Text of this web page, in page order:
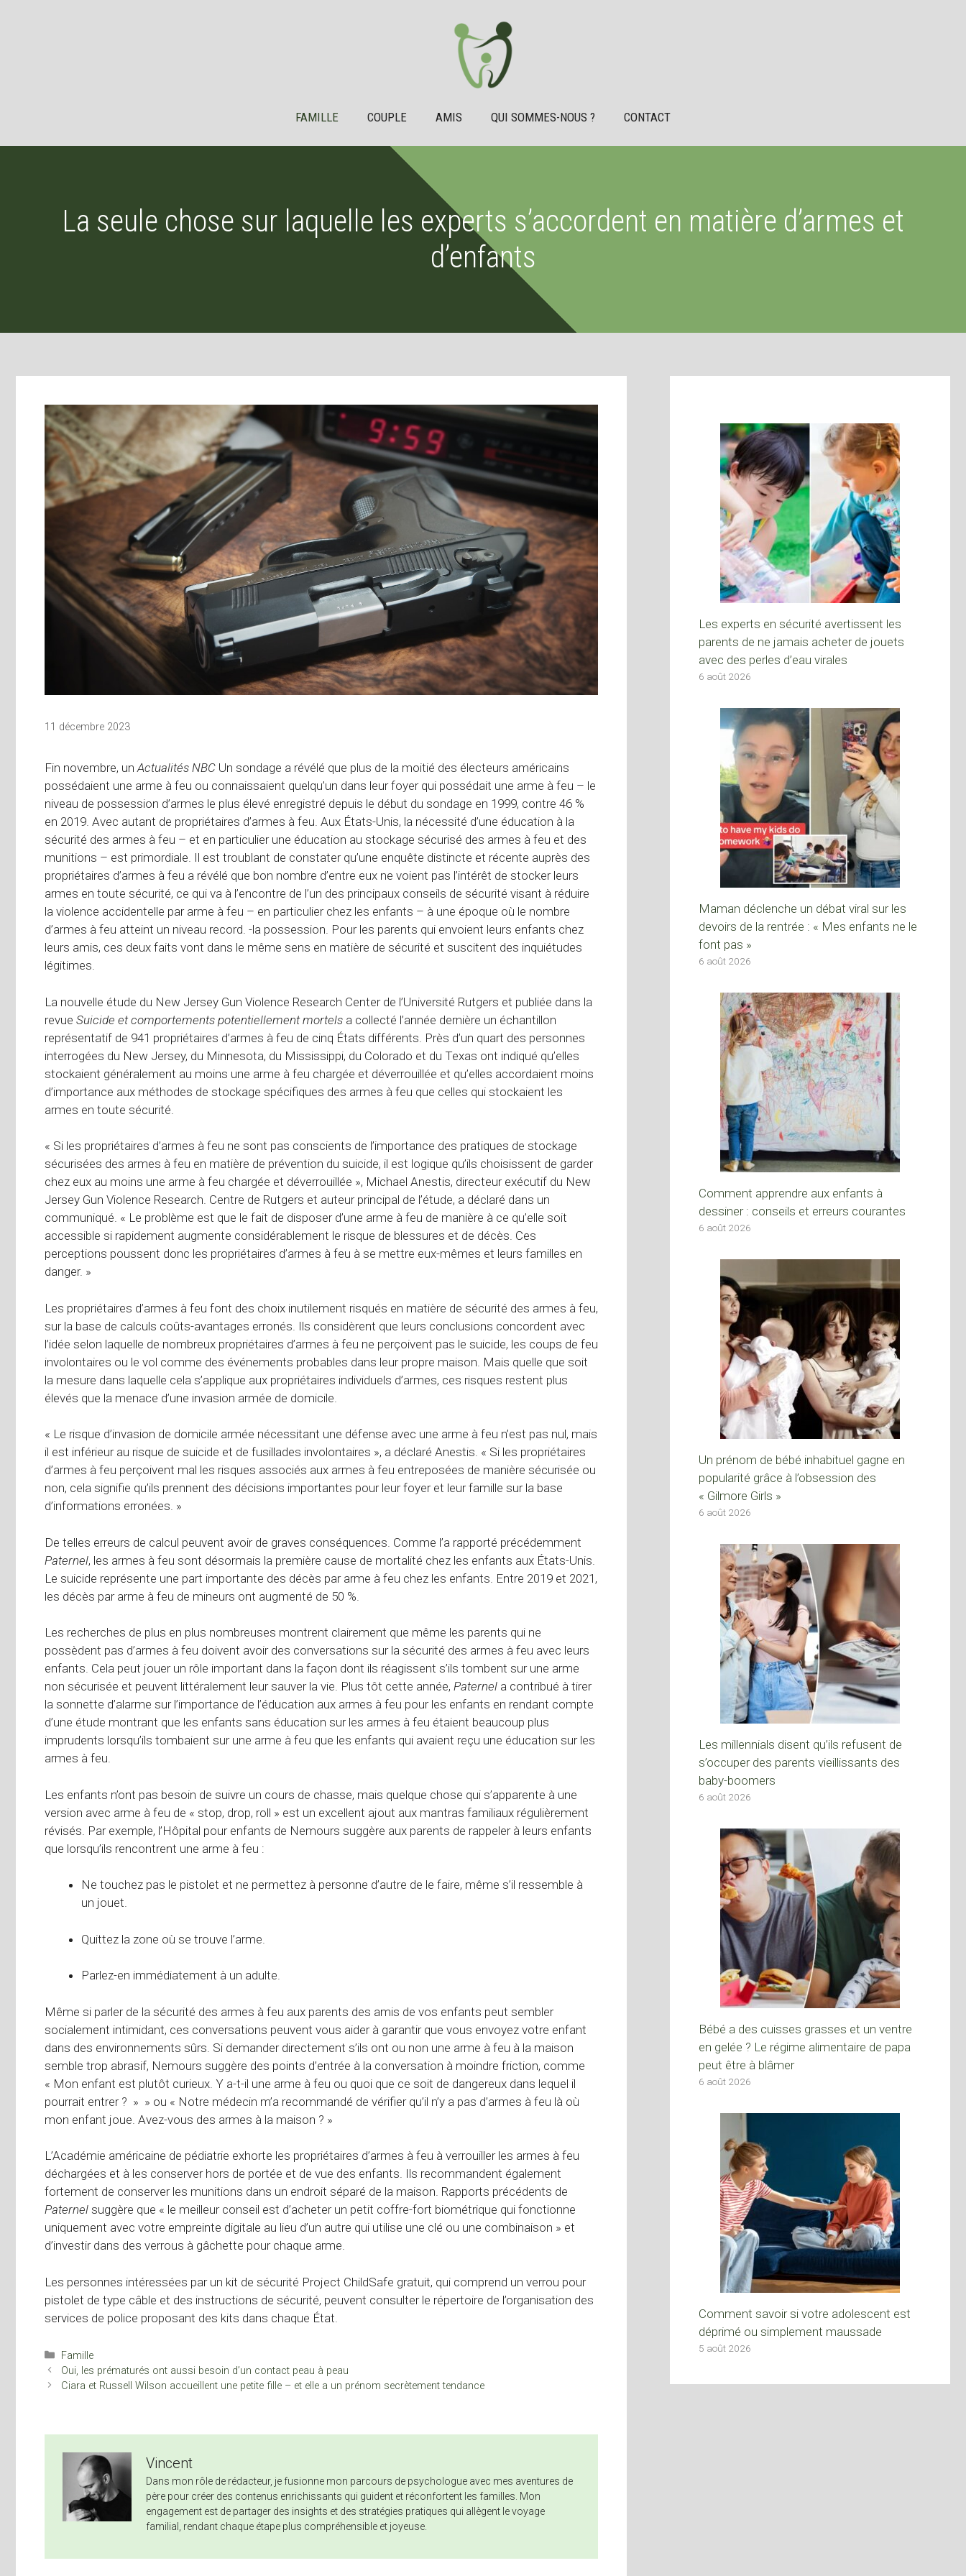
FAMILLE COUPLE AMIS QUI SOMMES-NOUS ? CONTACT
La seule chose sur laquelle les experts s’accordent en matière d’armes et
d’enfants
11 décembre 2023
Fin novembre, unActualités NBC Un sondage a révélé que plus de la moitié des électeurs américains
possédaient une arme à feu ou connaissaient quelqu’un dans leur foyer qui possédait une arme à feu – le
niveau de possession d’armes le plus élevé enregistré depuis le début du sondage en 1999, contre 46 %
en 2019. Avec autant de propriétaires d’armes à feu. Aux États-Unis, la nécessité d’une éducation à la
sécurité des armes à feu – et en particulier une éducation au stockage sécurisé des armes à feu et des
munitions – est primordiale. Il est troublant de constater qu’une enquête distincte et récente auprès des
propriétaires d’armes à feu a révélé que bon nombre d’entre eux ne voient pas l’intérêt de stocker leurs
armes en toute sécurité, ce qui va à l’encontre de l’un des principaux conseils de sécurité visant à réduire
la violence accidentelle par arme à feu – en particulier chez les enfants – à une époque où le nombre
d’armes à feu atteint un niveau record. -la possession. Pour les parents qui envoient leurs enfants chez
leurs amis, ces deux faits vont dans le même sens en matière de sécurité et suscitent des inquiétudes
légitimes.
La nouvelle étude du New Jersey Gun Violence Research Center de l’Université Rutgers et publiée dans la
revue Suicide et comportements potentiellement mortels a collecté l’année dernière un échantillon
représentatif de 941 propriétaires d’armes à feu de cinq États différents. Près d’un quart des personnes
interrogées du New Jersey, du Minnesota, du Mississippi, du Colorado et du Texas ont indiqué qu’elles
stockaient généralement au moins une arme à feu chargée et déverrouillée et qu’elles accordaient moins
d’importance aux méthodes de stockage spécifiques des armes à feu que celles qui stockaient les
armes en toute sécurité.
« Si les propriétaires d’armes à feu ne sont pas conscients de l’importance des pratiques de stockage
sécurisées des armes à feu en matière de prévention du suicide, il est logique qu’ils choisissent de garder
chez eux au moins une arme à feu chargée et déverrouillée », Michael Anestis, directeur exécutif du New
Jersey Gun Violence Research. Centre de Rutgers et auteur principal de l’étude, a déclaré dans un
communiqué. « Le problème est que le fait de disposer d’une arme à feu de manière à ce qu’elle soit
accessible si rapidement augmente considérablement le risque de blessures et de décès. Ces
perceptions poussent donc les propriétaires d’armes à feu à se mettre eux-mêmes et leurs familles en
danger. »
Les propriétaires d’armes à feu font des choix inutilement risqués en matière de sécurité des armes à feu,
sur la base de calculs coûts-avantages erronés. Ils considèrent que leurs conclusions concordent avec
l’idée selon laquelle de nombreux propriétaires d’armes à feu ne perçoivent pas le suicide, les coups de feu
involontaires ou le vol comme des événements probables dans leur propre maison. Mais quelle que soit
la mesure dans laquelle cela s’applique aux propriétaires individuels d’armes, ces risques restent plus
élevés que la menace d’une invasion armée de domicile.
« Le risque d’invasion de domicile armée nécessitant une défense avec une arme à feu n’est pas nul, mais
il est inférieur au risque de suicide et de fusillades involontaires », a déclaré Anestis. « Si les propriétaires
d’armes à feu perçoivent mal les risques associés aux armes à feu entreposées de manière sécurisée ou
non, cela signifie qu’ils prennent des décisions importantes pour leur foyer et leur famille sur la base
d’informations erronées. »
De telles erreurs de calcul peuvent avoir de graves conséquences. Comme l’a rapporté précédemment
Paternel, les armes à feu sont désormais la première cause de mortalité chez les enfants aux États-Unis.
Le suicide représente une part importante des décès par arme à feu chez les enfants. Entre 2019 et 2021,
les décès par arme à feu de mineurs ont augmenté de 50 %.
Les recherches de plus en plus nombreuses montrent clairement que même les parents qui ne
possèdent pas d’armes à feu doivent avoir des conversations sur la sécurité des armes à feu avec leurs
enfants. Cela peut jouer un rôle important dans la façon dont ils réagissent s’ils tombent sur une arme
non sécurisée et peuvent littéralement leur sauver la vie. Plus tôt cette année, Paternel a contribué à tirer
la sonnette d’alarme sur l’importance de l’éducation aux armes à feu pour les enfants en rendant compte
d’une étude montrant que les enfants sans éducation sur les armes à feu étaient beaucoup plus
imprudents lorsqu’ils tombaient sur une arme à feu que les enfants qui avaient reçu une éducation sur les
armes à feu.
Les enfants n’ont pas besoin de suivre un cours de chasse, mais quelque chose qui s’apparente à une
version avec arme à feu de « stop, drop, roll » est un excellent ajout aux mantras familiaux régulièrement
révisés. Par exemple, l’Hôpital pour enfants de Nemours suggère aux parents de rappeler à leurs enfants
que lorsqu’ils rencontrent une arme à feu :
Ne touchez pas le pistolet et ne permettez à personne d’autre de le faire, même s’il ressemble à
un jouet.
Quittez la zone où se trouve l’arme.
Parlez-en immédiatement à un adulte.
Même si parler de la sécurité des armes à feu aux parents des amis de vos enfants peut sembler
socialement intimidant, ces conversations peuvent vous aider à garantir que vous envoyez votre enfant
dans des environnements sûrs. Si demander directement s’ils ont ou non une arme à feu à la maison
semble trop abrasif, Nemours suggère des points d’entrée à la conversation à moindre friction, comme
« Mon enfant est plutôt curieux. Y a-t-il une arme à feu ou quoi que ce soit de dangereux dans lequel il
pourrait entrer ? » » ou « Notre médecin m’a recommandé de vérifier qu’il n’y a pas d’armes à feu là où
mon enfant joue. Avez-vous des armes à la maison ? »
L’Académie américaine de pédiatrie exhorte les propriétaires d’armes à feu à verrouiller les armes à feu
déchargées et à les conserver hors de portée et de vue des enfants. Ils recommandent également
fortement de conserver les munitions dans un endroit séparé de la maison. Rapports précédents de
Paternel suggère que « le meilleur conseil est d’acheter un petit coffre-fort biométrique qui fonctionne
uniquement avec votre empreinte digitale au lieu d’un autre qui utilise une clé ou une combinaison » et
d’investir dans des verrous à gâchette pour chaque arme.
Les personnes intéressées par un kit de sécurité Project ChildSafe gratuit, qui comprend un verrou pour
pistolet de type câble et des instructions de sécurité, peuvent consulter le répertoire de l’organisation des
services de police proposant des kits dans chaque État.
Catégories
Famille
Oui, les prématurés ont aussi besoin d’un contact peau à peau
Ciara et Russell Wilson accueillent une petite fille – et elle a un prénom secrètement tendance
Vincent
Dans mon rôle de rédacteur, je fusionne mon parcours de psychologue avec mes aventures de
père pour créer des contenus enrichissants qui guident et réconfortent les familles. Mon
engagement est de partager des insights et des stratégies pratiques qui allègent le voyage
familial, rendant chaque étape plus compréhensible et joyeuse.
Les experts en sécurité avertissent les
parents de ne jamais acheter de jouets
avec des perles d’eau virales
6 août 2026
Maman déclenche un débat viral sur les
devoirs de la rentrée : « Mes enfants ne le
font pas »
6 août 2026
Comment apprendre aux enfants à
dessiner : conseils et erreurs courantes
6 août 2026
Un prénom de bébé inhabituel gagne en
popularité grâce à l’obsession des
« Gilmore Girls »
6 août 2026
Les millennials disent qu’ils refusent de
s’occuper des parents vieillissants des
baby-boomers
6 août 2026
Bébé a des cuisses grasses et un ventre
en gelée ? Le régime alimentaire de papa
peut être à blâmer
6 août 2026
Comment savoir si votre adolescent est
déprimé ou simplement maussade
5 août 2026